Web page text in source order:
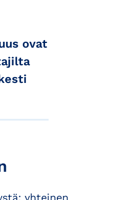
ovat
yhteinen